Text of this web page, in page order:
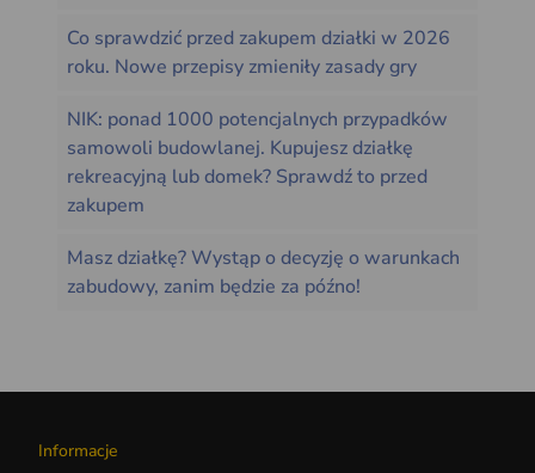
Co sprawdzić przed zakupem działki w 2026
roku. Nowe przepisy zmieniły zasady gry
NIK: ponad 1000 potencjalnych przypadków
samowoli budowlanej. Kupujesz działkę
rekreacyjną lub domek? Sprawdź to przed
zakupem
Masz działkę? Wystąp o decyzję o warunkach
zabudowy, zanim będzie za późno!
Informacje